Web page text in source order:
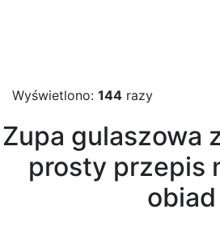
Wyświetlono: 144 razy
Zupa gulaszowa
prosty przepis
obiad